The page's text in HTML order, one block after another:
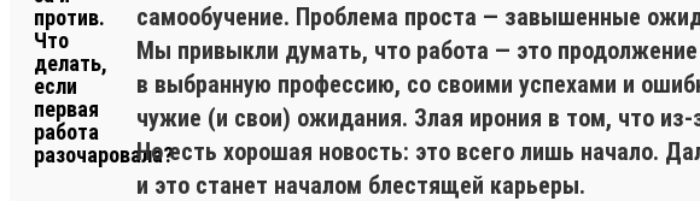
самообучение. Проблема проста — завышенные
Мы привыкли думать, что работа — это
в выбранную профессию, со своими успехами и
чужие (и свои) ожидания. Злая ирония в том, что
Но есть хорошая новость: это всего лишь начало.
и это станет началом блестящей карьеры.